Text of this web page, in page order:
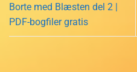
Borte med Blæsten del 2 |
PDF-bogfiler gratis